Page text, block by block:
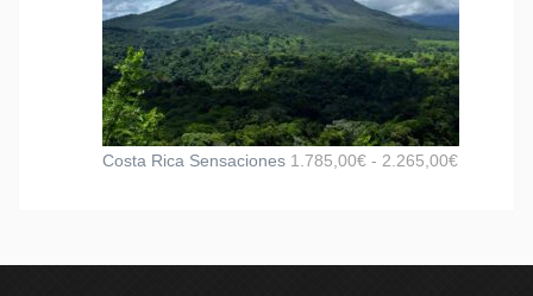
Costa Rica Sensaciones 1.785,00€ - 2.265,00€